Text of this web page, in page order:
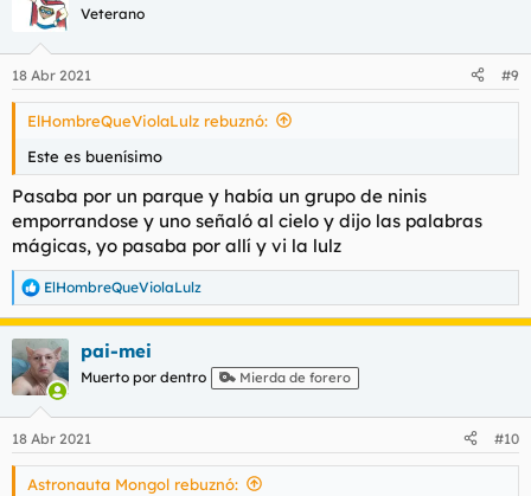
e
s
Veterano
18 Abr 2021 #9
ElHombreQueViolaLulz rebuznó:
Este es buenísimo
Pasaba por un parque y había un grupo de ninis
emporrandose y uno señaló al cielo y dijo las palabras
mágicas, yo pasaba por allí y vi la lulz
R
e
a
c
c
i
e
s
ElHombreQueViolaLulz
pai-mei
Muerto por dentro Mierda de forero
18 Abr 2021 #10
Astronauta Mongol rebuznó: